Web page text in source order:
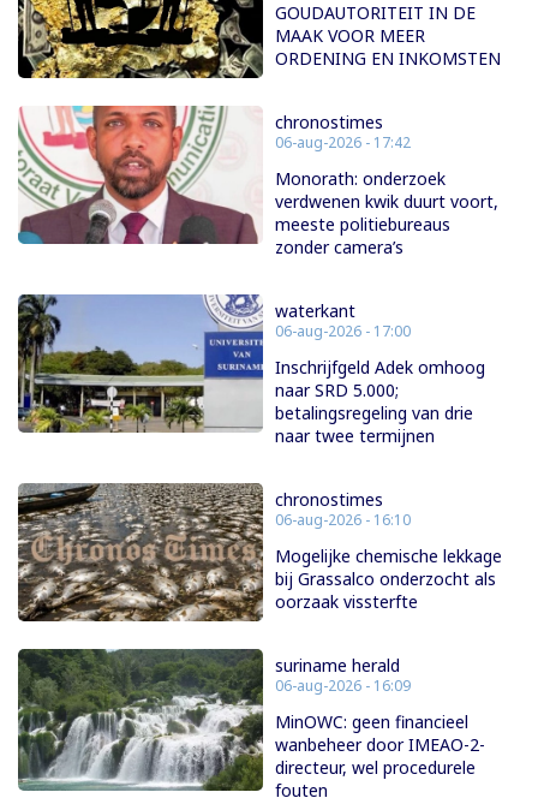
GOUDAUTORITEIT IN DE
MAAK VOOR MEER
ORDENING EN INKOMSTEN
chronostimes
06-aug-2026 - 17:42
Monorath: onderzoek
verdwenen kwik duurt voort,
meeste politiebureaus
zonder camera’s
waterkant
06-aug-2026 - 17:00
Inschrijfgeld Adek omhoog
naar SRD 5.000;
betalingsregeling van drie
naar twee termijnen
chronostimes
06-aug-2026 - 16:10
Mogelijke chemische lekkage
bij Grassalco onderzocht als
oorzaak vissterfte
suriname herald
06-aug-2026 - 16:09
MinOWC: geen financieel
wanbeheer door IMEAO-2-
directeur, wel procedurele
fouten